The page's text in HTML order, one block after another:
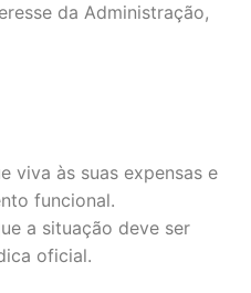
da Administração,
viva às suas expensas e
funcional.
a situação deve ser
oficial.